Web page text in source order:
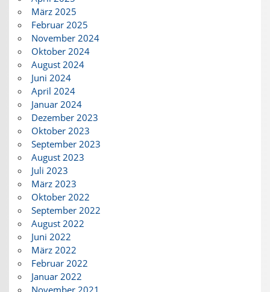
März 2025
Februar 2025
November 2024
Oktober 2024
August 2024
Juni 2024
April 2024
Januar 2024
Dezember 2023
Oktober 2023
September 2023
August 2023
Juli 2023
März 2023
Oktober 2022
September 2022
August 2022
Juni 2022
März 2022
Februar 2022
Januar 2022
November 2021